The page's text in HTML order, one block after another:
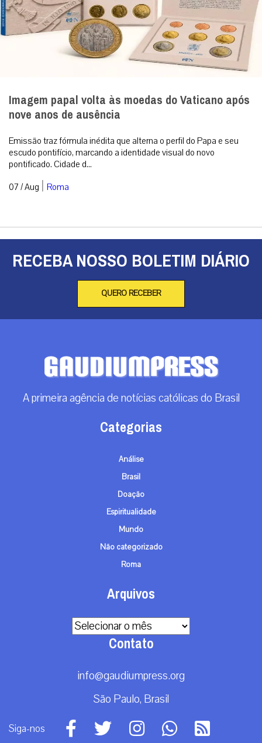
Imagem papal volta às moedas do Vaticano após
nove anos de ausência
Emissão traz fórmula inédita que alterna o perfil do Papa e seu
escudo pontifício, marcando a identidade visual do novo
pontificado. Cidade d...
07 / Aug | Roma
RECEBA NOSSO BOLETIM DIÁRIO
QUERO RECEBER
A primeira agência de notícias católicas do Brasil
Categorias
Análise
Brasil
Doação
Espiritualidade
Mundo
Não categorizado
Roma
Arquivos
Arquivos
Contato
info@gaudiumpress.org
São Paulo, Brasil
Siga-nos